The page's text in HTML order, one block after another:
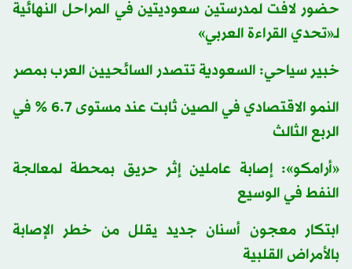
حضور لافت لمدرستين سعوديتين في المراحل النهائية
لـ«تحدي القراءة العربي»
خبير سياحي: السعودية تتصدر السائحيين العرب بمصر
النمو الاقتصادي في الصين ثابت عند مستوى 6.7 % في
الربع الثالث
«أرامكو»: إصابة عاملين إثر حريق بمحطة لمعالجة
النفط في الوسيع
ابتكار معجون أسنان جديد يقلل من خطر الإصابة
بالأمراض القلبية